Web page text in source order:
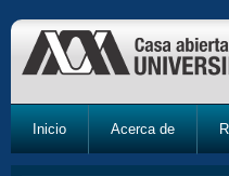
Inicio Acerca de